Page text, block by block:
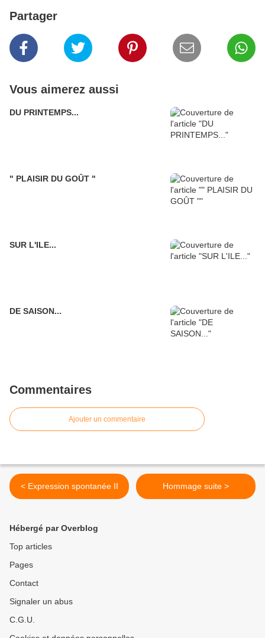
Partager
Vous aimerez aussi
DU PRINTEMPS...
" PLAISIR DU GOÛT "
SUR L'ILE...
DE SAISON...
Commentaires
Ajouter un commentaire
< Expression spontanée II Hommage suite >
Hébergé par Overblog
Top articles
Pages
Contact
Signaler un abus
C.G.U.